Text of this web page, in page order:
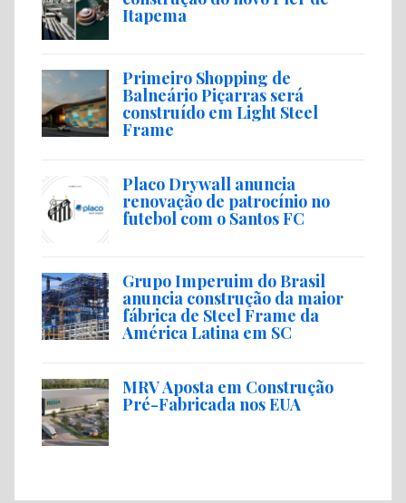
Itapema
Primeiro Shopping de
Balneário Piçarras será
construído em Light Steel
Frame
Placo Drywall anuncia
renovação de patrocínio no
futebol com o Santos FC
Grupo Imperuim do Brasil
anuncia construção da maior
fábrica de Steel Frame da
América Latina em SC
MRV Aposta em Construção
Pré-Fabricada nos EUA